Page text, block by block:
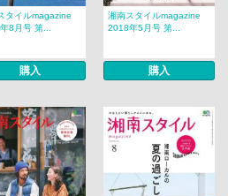
タイルmagazine
8月号 第...
購入
湘南スタイルmagazine
2018年5月号 第...
購入